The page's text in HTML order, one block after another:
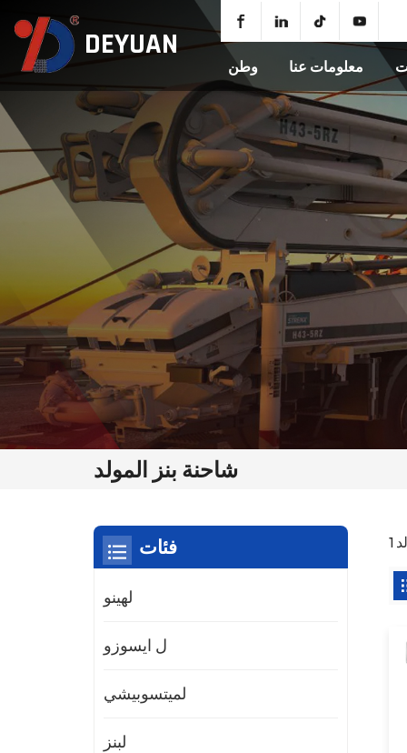
DEYUAN
وطن معلومات عنا
شاحنة بنز المولد
فئات
لهينو
ل ايسوزو
لميتسوبيشي
لبنز